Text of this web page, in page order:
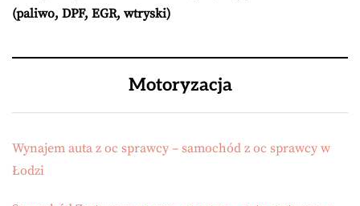
(paliwo, DPF, EGR, wtryski)
Motoryzacja
Wynajem auta z oc sprawcy – samochód z oc sprawcy w
Łodzi